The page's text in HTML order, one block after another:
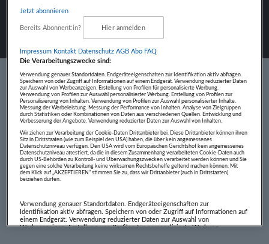
© 1997 - 2026 Salzburger Nachrichten Medien
GmbH & Co. KG
Cookie-Einstellungen Impressum Kontakt
Jetzt abonnieren
Bereits Abonnent:in? Hier anmelden
Impressum Kontakt Datenschutz AGB Abo FAQ
Die Verarbeitungszwecke sind:
Verwendung genauer Standortdaten. Endgeräteeigenschaften zur Identifikation aktiv abfragen.
Speichern von oder Zugriff auf Informationen auf einem Endgerät. Verwendung reduzierter Daten
zur Auswahl von Werbeanzeigen. Erstellung von Profilen für personalisierte Werbung.
Verwendung von Profilen zur Auswahl personalisierter Werbung. Erstellung von Profilen zur
Personalisierung von Inhalten. Verwendung von Profilen zur Auswahl personalisierter Inhalte.
Messung der Werbeleistung. Messung der Performance von Inhalten. Analyse von Zielgruppen
durch Statistiken oder Kombinationen von Daten aus verschiedenen Quellen. Entwicklung und
Verbesserung der Angebote. Verwendung reduzierter Daten zur Auswahl von Inhalten.
Wir ziehen zur Verarbeitung der Cookie-Daten Drittanbieter bei. Diese Drittanbieter können ihren
Sitz in Drittstaaten (wie zum Beispiel den USA) haben, die über kein angemessenes
Datenschutzniveau verfügen. Den USA wird vom Europäischen Gerichtshof kein angemessenes
Datenschutzniveau attestiert, da die in diesem Zusammenhang verarbeiteten Cookie-Daten auch
durch US-Behörden zu Kontroll- und Überwachungszwecken verarbeitet werden können und Sie
gegen eine solche Verarbeitung keine wirksamen Rechtsbehelfe geltend machen können. Mit
dem Klick auf „AKZEPTIEREN“ stimmen Sie zu, dass wir Drittanbieter (auch in Drittstaaten)
beiziehen dürfen.
Verwendung genauer Standortdaten. Endgeräteeigenschaften zur
Identifikation aktiv abfragen. Speichern von oder Zugriff auf Informationen auf
einem Endgerät. Verwendung reduzierter Daten zur Auswahl von
Werbeanzeigen. Erstellung von Profilen für personalisierte Werbung.